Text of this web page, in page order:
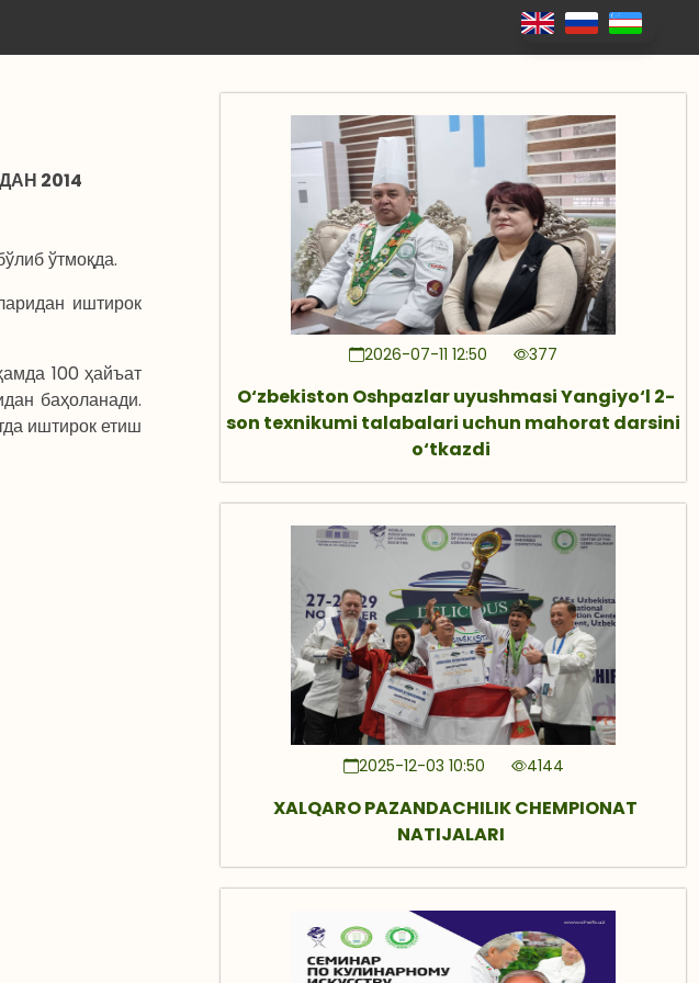
2014
ўтмоқда.
иштирок
100 ҳайъат
баҳоланади.
иштирок етиш
2026-07-11 12:50 377
O‘zbekiston Oshpazlar uyushmasi Yangiyo‘l 2-
son texnikumi talabalari uchun mahorat darsini
o‘tkazdi
2025-12-03 10:50 4144
XALQARO PAZANDACHILIK CHEMPIONAT
NATIJALARI